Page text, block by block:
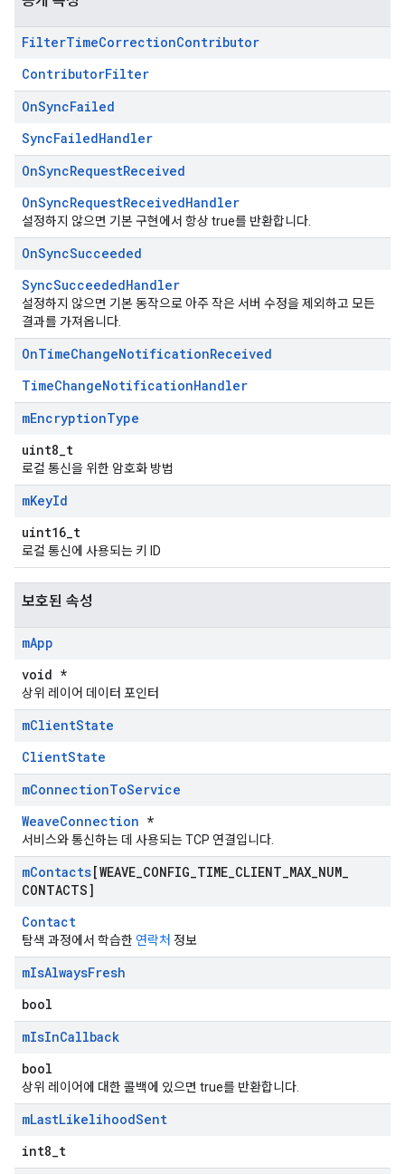
FilterTimeCorrectionContributor
ContributorFilter
OnSyncFailed
SyncFailedHandler
OnSyncRequestReceived
OnSyncRequestReceivedHandler
설정하지 않으면 기본 구현에서 항상 true를 반환합니다.
OnSyncSucceeded
SyncSucceededHandler
설정하지 않으면 기본 동작으로 아주 작은 서버 수정을 제외하고 모든
결과를 가져옵니다.
OnTimeChangeNotificationReceived
TimeChangeNotificationHandler
mEncryptionType
uint8_t
로컬 통신을 위한 암호화 방법
mKeyId
uint16_t
로컬 통신에 사용되는 키 ID
보호된 속성
mApp
void *
상위 레이어 데이터 포인터
mClientState
ClientState
mConnectionToService
WeaveConnection *
서비스와 통신하는 데 사용되는 TCP 연결입니다.
mContacts[WEAVE CONFIG TIME CLIENT MAX NUM
CONTACTS]
Contact
탐색 과정에서 학습한 연락처 정보
mIsAlwaysFresh
bool
mIsInCallback
bool
상위 레이어에 대한 콜백에 있으면 true를 반환합니다.
mLastLikelihoodSent
int8_t